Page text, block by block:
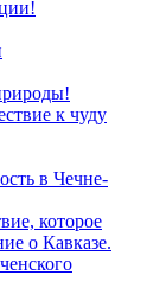
к чуду
в Чечне-
которое
о Кавказе.